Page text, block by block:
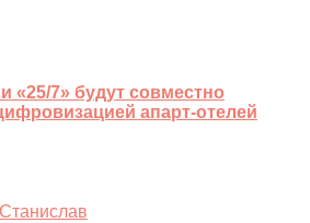
«25/7» будут совместно
апарт-отелей